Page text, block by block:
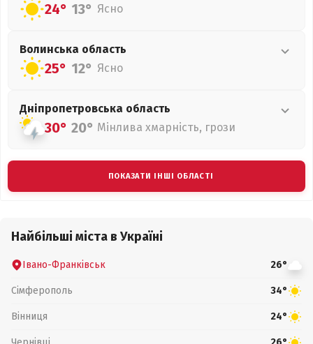
24° 13° Ясно
Волинська область
25° 12° Ясно
Дніпропетровська область
30° 20° Мінлива хмарність, грози
ПОКАЗАТИ ІНШІ ОБЛАСТІ
Найбільші міста в Україні
Івано-Франківськ 26°
Сімферополь 34°
Вінниця 24°